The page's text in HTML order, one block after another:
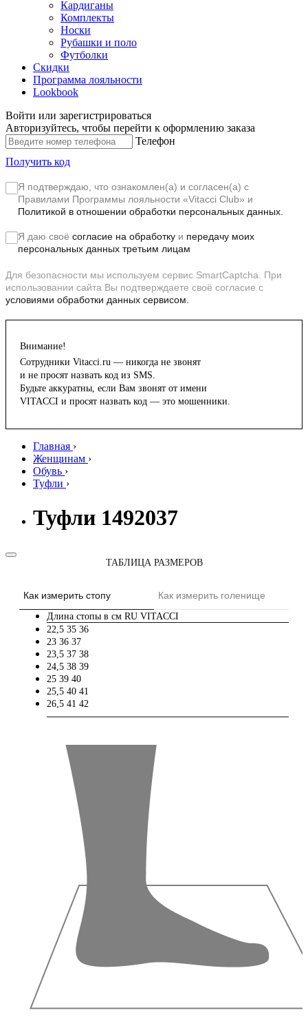
Кардиганы
Комплекты
Носки
Рубашки и поло
Футболки
Скидки
Программа лояльности
Lookbook
Войти или зарегистрироваться
Авторизуйтесь, чтобы перейти к оформлению заказа
Телефон
Получить код
Я подтверждаю, что ознакомлен(а) и согласен(а) с
Правилами Программы лояльности «Vitacci Club» и
Политикой в отношении обработки персональных данных.
Я даю своё согласие на обработку и передачу моих
персональных данных третьим лицам
Для безопасности мы используем сервис SmartCaptcha. При
использовании сайта Вы подтверждаете своё согласие с
условиями обработки данных сервисом.
Внимание!
Сотрудники Vitacci.ru — никогда не звонят
и не просят назвать код из SMS.
Будьте аккуратны, если Вам звонят от имени
VITACCI и просят назвать код — это мошенники.
Главная ›
Женщинам ›
Обувь ›
Туфли ›
Туфли 1492037
ТАБЛИЦА РАЗМЕРОВ
Как измерить стопу Как измерить голенище
Длина стопы в см RU VITACCI
22,5 35 36
23 36 37
23,5 37 38
24,5 38 39
25 39 40
25,5 40 41
26,5 41 42